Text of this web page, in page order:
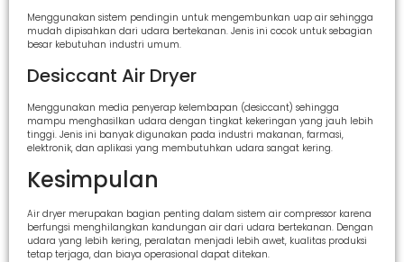
Menggunakan sistem pendingin untuk mengembunkan uap air sehingga
mudah dipisahkan dari udara bertekanan. Jenis ini cocok untuk sebagian
besar kebutuhan industri umum.
Desiccant Air Dryer
Menggunakan media penyerap kelembapan (desiccant) sehingga
mampu menghasilkan udara dengan tingkat kekeringan yang jauh lebih
tinggi. Jenis ini banyak digunakan pada industri makanan, farmasi,
elektronik, dan aplikasi yang membutuhkan udara sangat kering.
Kesimpulan
Air dryer merupakan bagian penting dalam sistem air compressor karena
berfungsi menghilangkan kandungan air dari udara bertekanan. Dengan
udara yang lebih kering, peralatan menjadi lebih awet, kualitas produksi
tetap terjaga, dan biaya operasional dapat ditekan.